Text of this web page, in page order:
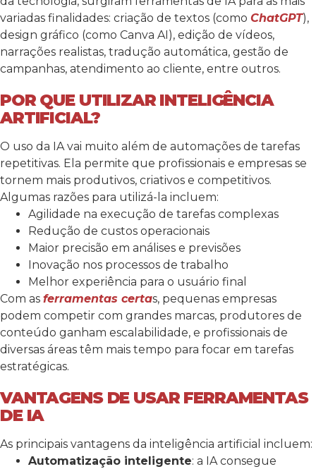
variadas finalidades: criação de textos (como ChatGPT),
design gráfico (como Canva AI), edição de vídeos,
narrações realistas, tradução automática, gestão de
campanhas, atendimento ao cliente, entre outros.
POR QUE UTILIZAR INTELIGÊNCIA
ARTIFICIAL?
O uso da IA vai muito além de automações de tarefas
repetitivas. Ela permite que profissionais e empresas se
tornem mais produtivos, criativos e competitivos.
Algumas razões para utilizá-la incluem:
Agilidade na execução de tarefas complexas
Redução de custos operacionais
Maior precisão em análises e previsões
Inovação nos processos de trabalho
Melhor experiência para o usuário final
Com as ferramentas certas, pequenas empresas
podem competir com grandes marcas, produtores de
conteúdo ganham escalabilidade, e profissionais de
diversas áreas têm mais tempo para focar em tarefas
estratégicas.
VANTAGENS DE USAR FERRAMENTAS
DE IA
As principais vantagens da inteligência artificial incluem:
Automatização inteligente: a IA consegue